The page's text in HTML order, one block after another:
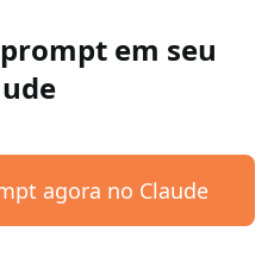
em seu
agora no Claude